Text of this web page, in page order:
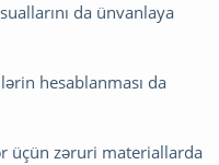
da ünvanlaya
hesablanması da
üçün zəruri materiallarda